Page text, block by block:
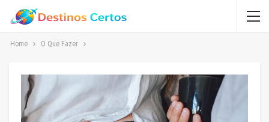
Home O Que Fazer